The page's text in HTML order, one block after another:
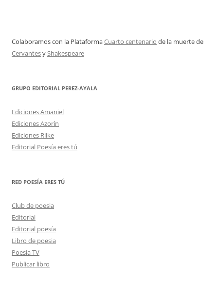
Colaboramos con la PlataformaCuarto centenario de la muerte de
CervantesyShakespeare
GRUPO EDITORIAL PEREZ-AYALA
Ediciones Amaniel
Ediciones Azorín
Ediciones Rilke
Editorial Poesía eres tú
RED POESÍA ERES TÚ
Club de poesia
Editorial
Editorial poesía
Libro de poesia
Poesia TV
Publicar libro